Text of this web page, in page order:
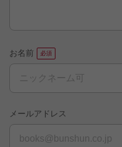
お名前
メールアドレス